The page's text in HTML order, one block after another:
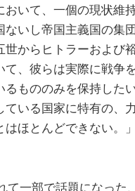
おいて、一個の現状維
いし帝国主義国の集
からヒトラーおよび
、彼らは実際に戦争
もののみを保持した
いる国家に特有の、
ほとんどできない。
一部で話題になった